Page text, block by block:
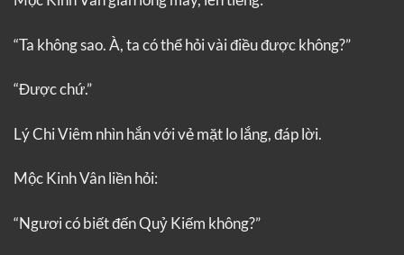
“Ta không sao. À, ta có thể hỏi vài điều được không?”
“Được chứ.”
Lý Chi Viêm nhìn hắn với vẻ mặt lo lắng, đáp lời.
Mộc Kinh Vân liền hỏi:
“Ngươi có biết đến Quỷ Kiếm không?”